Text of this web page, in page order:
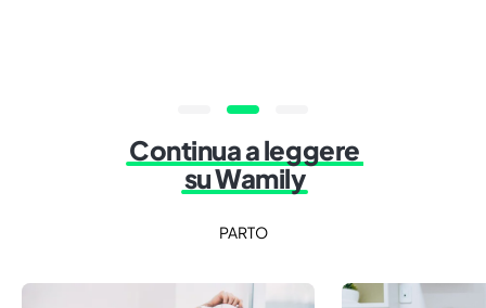
Continua a leggere
su Wamily
PARTO